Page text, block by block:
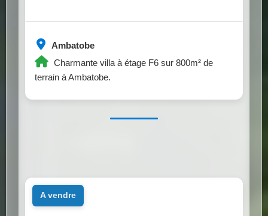
Ambatobe
Charmante villa à étage F6 sur 800m² de
terrain à Ambatobe.
a vendre